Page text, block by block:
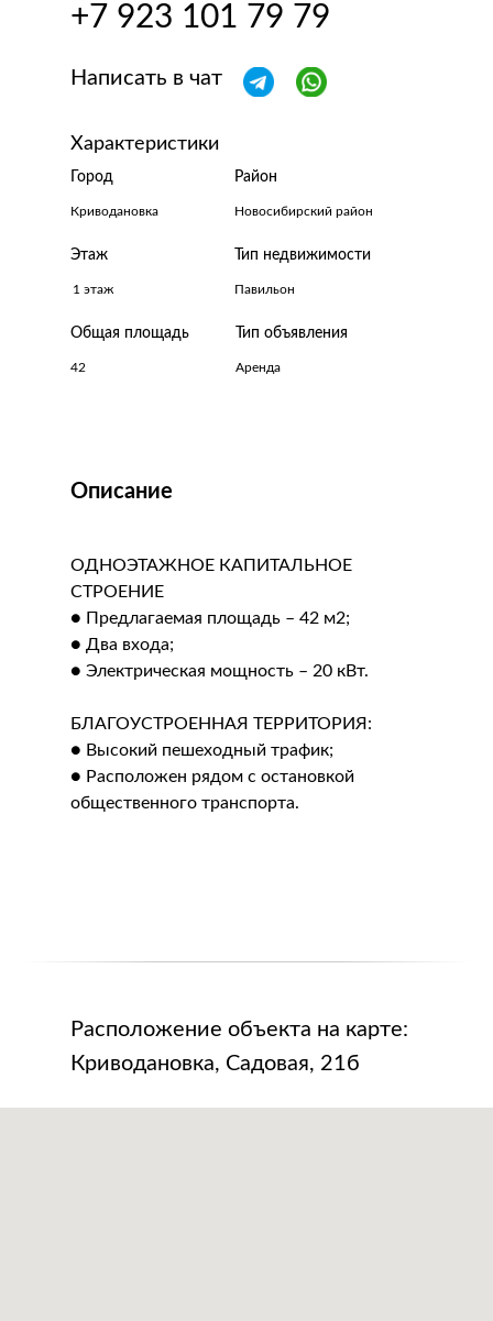
Этаж Тип недвижимости
Тип объявления
Общая площадь
Район
42
Новосибирский район
Аренда
Павильон
1 этаж
Криводановка
Город
Характеристики
Написать в чат
+7 923 101 79 79
ОДНОЭТАЖНОЕ КАПИТАЛЬНОЕ
СТРОЕНИЕ
● Предлагаемая площадь – 42 м2;
● Два входа;
● Электрическая мощность – 20 кВт.
БЛАГОУСТРОЕННАЯ ТЕРРИТОРИЯ:
● Высокий пешеходный трафик;
● Расположен рядом с остановкой
общественного транспорта.
Описание
Расположение объекта на карте:
Криводановка, Садовая, 21б